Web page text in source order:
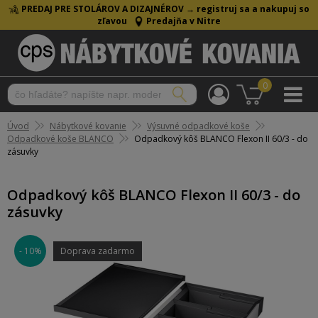
PREDAJ PRE STOLÁROV A DIZAJNÉROV → registruj sa a nakupuj so
zľavou
Predajňa v Nitre
0
Úvod Nábytkové kovanie
Výsuvné odpadkové koše
Odpadkové koše BLANCO
Odpadkový kôš BLANCO Flexon II 60/3 - do
zásuvky
Odpadkový kôš BLANCO Flexon II 60/3 - do
zásuvky
- 10% Doprava zadarmo